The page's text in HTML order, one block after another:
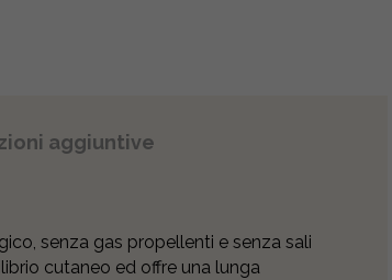
aggiuntive
senza gas propellenti e senza sali
cutaneo ed offre una lunga